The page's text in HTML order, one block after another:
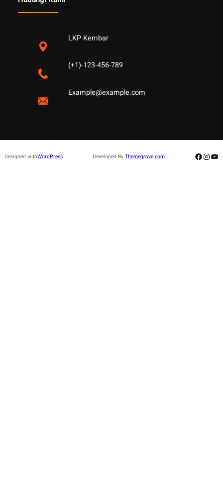
LKP Kembar
(+1)-123-456-789
Example@example.com
Designed withWordPress Developed By Themegrove.com